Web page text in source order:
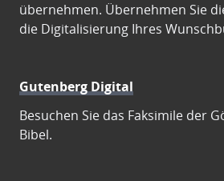
übernehmen. Übernehmen Sie
die Digitalisierung Ihres
Gutenberg Digital
Besuchen Sie das Faksimile der
Bibel.